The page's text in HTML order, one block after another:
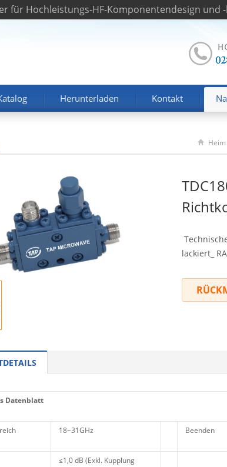
für Hochleistungs-HF-Komponentendesign und
Herunterladen Kontakt
Heim
lackiert_
Datenblatt
18~31GHz Beenden
≤1,0 dB (Exkl. Kupplung